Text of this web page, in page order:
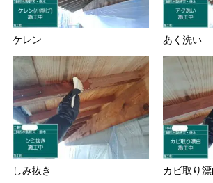
ケレン あく洗い
しみ抜き カビ取り漂